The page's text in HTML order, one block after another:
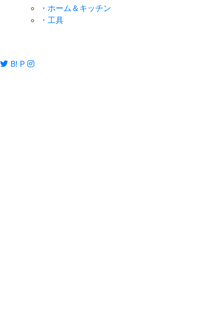
・ホーム＆キッチン
・工具
B! P